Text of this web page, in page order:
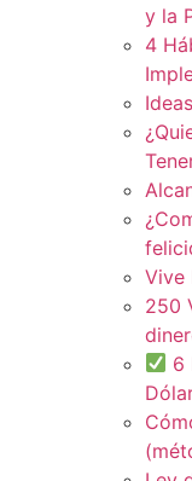
y la
4
Vive
250
6